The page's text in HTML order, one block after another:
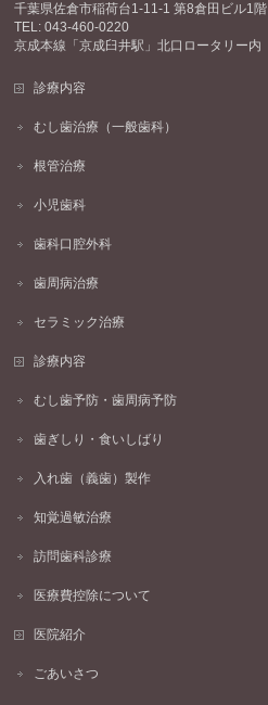
千葉県佐倉市稲荷台1-11-1 第8倉田ビル1階
TEL: 043-460-0220
京成本線「京成臼井駅」北口ロータリー内
診療内容
むし歯治療（一般歯科）
根管治療
小児歯科
歯科口腔外科
歯周病治療
セラミック治療
診療内容
むし歯予防・歯周病予防
歯ぎしり・食いしばり
入れ歯（義歯）製作
知覚過敏治療
訪問歯科診療
医療費控除について
医院紹介
ごあいさつ